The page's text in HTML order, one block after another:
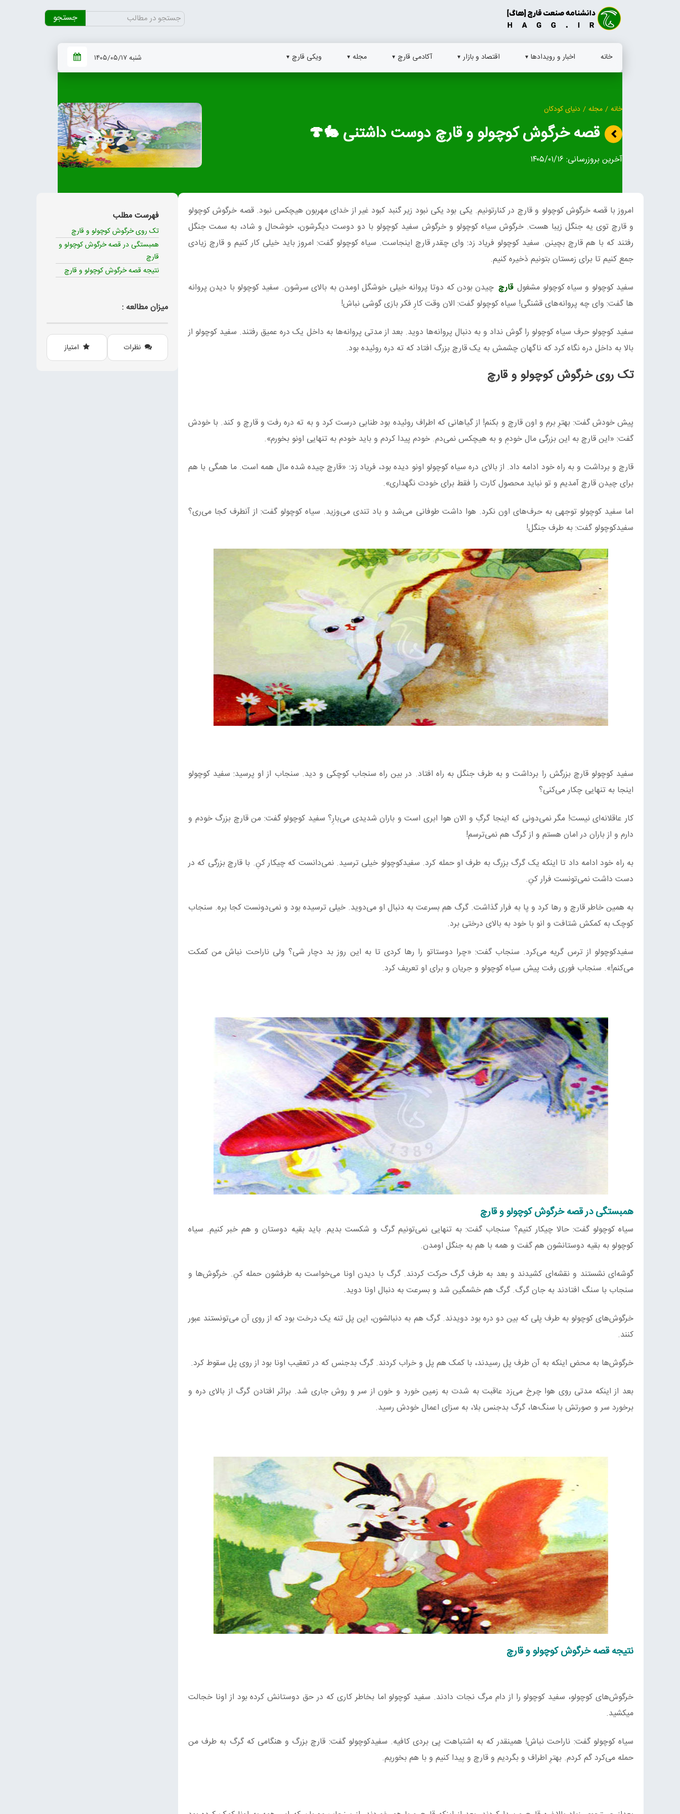
جستجو
برای:
خانه اخبار و رویدادها اقتصاد و بازار آکادمی قارچ مجله ویکی قارچ شنبه ۱۴۰۵/۰۵/۱۷
خانه / مجله / دنیای کودکان
قصه خرگوش کوچولو و قارچ دوست داشتنی 🐇🍄
آخرین بروزرسانی: ۱۴۰۵/۰۱/۱۶
امروز با قصه خرگوش کوچولو و قارچ در کنارتونیم. یکی بود یکی نبود زیر گنبد کبود غیر از خدای مهربون هیچکس نبود. قصه خرگوش کوچولو
و قارچ توی یه جنگل زیبا هست. خرگوش سیاه کوچولو و خرگوش سفید کوچولو با دو دوست دیگرشون، خوشحال و شاد، به سمت جنگل
رفتند که با هم قارچ بچینن. سفید کوچولو فریاد زد: وای چقدر قارچ اینجاست. سیاه کوچولو گفت: امروز باید خیلی کار کنیم و قارچ زیادی
جمع کنیم تا برای زمستان بتونیم ذخیره کنیم.
سفید کوچولو و سیاه کوچولو مشغول قارچ چیدن بودن که دوتا پروانه خیلی خوشگل اومدن به بالای سرشون. سفید کوچولو با دیدن پروانه
ها گفت: وای چه پروانه‌های قشنگی! سیاه کوچولو گفت: الان وقت کارِ فکر بازی گوشی نباش!
سفید کوچولو حرف سیاه کوچولو را گوش نداد و به دنبال پروانه‌ها دوید. بعد از مدتی پروانه‌ها به داخل یک دره عمیق رفتند. سفید کوچولو از
بالا به داخل دره نگاه کرد که ناگهان چشمش به یک قارچ بزرگ افتاد که ته دره روئیده بود.
تک روی خرگوش کوچولو و قارچ
پیش خودش گفت: بهترِ برم و اون قارچ و بکنم! از گیاهانی که اطراف روئیده بود طنابی درست کرد و به ته دره رفت و قارچ و کند. با خودش
گفت: «این قارچ به این بزرگی مال خودمِ و به هیچکس نمی‌دم. خودم پیدا کردم و باید خودم به تنهایی اونو بخورم».
قارچ و برداشت و به راه خود ادامه داد. از بالای دره سیاه کوچولو اونو دیده بود، فریاد زد: «قارچ چیده شده مال همه است. ما همگی با هم
برای چیدن قارچ آمدیم و تو نباید محصول کارت را فقط برای خودت نگهداری».
اما سفید کوچولو توجهی به حرف‌های اون نکرد. هوا داشت طوفانی می‌شد و باد تندی می‌وزید. سیاه کوچولو گفت: از آنطرف کجا می‌ری؟
سفیدکوچولو گفت: به طرف جنگل!
سفید کوچولو قارچ بزرگش را برداشت و به طرف جنگل به راه افتاد. در بین راه سنجاب کوچکی و دید. سنجاب از او پرسید: سفید کوچولو
اینجا به تنهایی چکار می‌کنی؟
کار عاقلانه‌ای نیست! مگر نمی‌دونی که اینجا گرگِ و الان هوا ابری است و باران شدیدی می‌بارِ؟ سفید کوچولو گفت: من قارچ بزرگ خودم و
دارم و از باران در امان هستم و از گرگ هم نمی‌ترسم!
به راه خود ادامه داد تا اینکه یک گرگ بزرگ به طرف او حمله کرد. سفیدکوچولو خیلی ترسید. نمی‌دانست که چیکار کنِ. با قارچ بزرگی که در
دست داشت نمی‌تونست فرار کنِ.
به همین خاطر قارچ و رها کرد و پا به فرار گذاشت. گرگ هم بسرعت به دنبال او می‌دوید. خیلی ترسیده بود و نمی‌دونست کجا بره. سنجاب
کوچک به کمکش شتافت و انو با خود به بالای درختی برد.
سفیدکوچولو از ترس گریه می‌کرد. سنجاب گفت: «چرا دوستاتو را رها کردی تا به این روز بد دچار شی؟ ولی ناراحت نباش من کمکت
می‌کنم!». سنجاب فوری رفت پیش سیاه کوچولو و جریان و برای او تعریف کرد.
همبستگی در قصه خرگوش کوچولو و قارچ
سیاه کوچولو گفت: حالا چیکار کنیم؟ سنجاب گفت: به تنهایی نمی‌تونیم گرگ و شکست بدیم. باید بقیه دوستان و هم خبر کنیم. سیاه
کوچولو به بقیه دوستانشون هم گفت و همه با هم به جنگل اومدن.
گوشه‌ای نشستند و نقشه‌ای کشیدند و بعد به طرف گرگ حرکت کردند. گرگ با دیدن اونا می‌خواست به طرفشون حمله کنِ. خرگوش‌ها و
سنجاب با سنگ افتادند به جان گرگ. گرگ هم خشمگین شد و بسرعت به دنبال اونا دوید.
خرگوش‌های کوچولو به طرف پلی که بین دو دره بود دویدند. گرگ هم به دنبالشون، این پل تنه یک درخت بود که از روی آن می‌تونستند عبور
کنند.
خرگوش‌ها به محض اینکه به آن طرف پل رسیدند، با کمک هم پل و خراب کردند. گرگ بدجنس که در تعقیب اونا بود از روی پل سقوط کرد.
بعد از اینکه مدتی روی هوا چرخ می‌زد عاقبت به شدت به زمین خورد و خون از سر و روش جاری شد. براثر افتادن گرگ از بالای دره و
برخورد سر و صورتش با سنگ‌ها، گرگ بدجنس بلا، به سزای اعمال خودش رسید.
نتیجه قصه خرگوش کوچولو و قارچ
خرگوش‌های کوچولو، سفید کوچولو را از دام مرگ نجات دادند. سفید کوچولو اما بخاطر کاری که در حق دوستانش کرده بود از اونا خجالت
میکشید.
سیاه کوچولو گفت: ناراحت نباش! همینقدر که به اشتباهت پی بردی کافیه. سفیدکوچولو گفت: قارچ بزرگ و هنگامی که گرگ به طرف من
حمله می‌کرد گم کردم. بهترِ اطراف و بگردیم و قارچ و پیدا کنیم و با هم بخوریم.
فهرست مطلب
تک روی خرگوش کوچولو و قارچ
همبستگی در قصه خرگوش کوچولو و
قارچ
نتیجه قصه خرگوش کوچولو و قارچ
میزان مطالعه :
نظرات امتیاز